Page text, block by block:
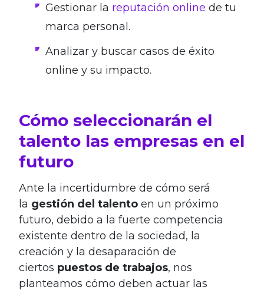
Gestionar la reputación online de tu
marca personal.
Analizar y buscar casos de éxito
online y su impacto.
Cómo seleccionarán el
talento las empresas en el
futuro
Ante la incertidumbre de cómo será
la gestión del talento en un próximo
futuro, debido a la fuerte competencia
existente dentro de la sociedad, la
creación y la desaparación de
ciertos puestos de trabajos, nos
planteamos cómo deben actuar las